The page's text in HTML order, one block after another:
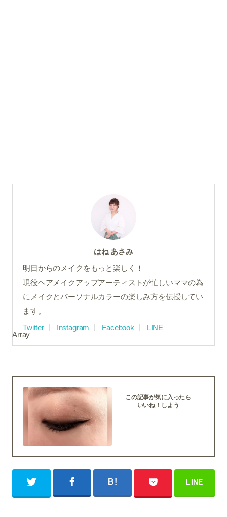
はね あさみ
明日からのメイクをもっと楽しく！
現役ヘアメイクアップアーティストが忙しいママの為
にメイクとパーソナルカラーの楽しみ方を伝授してい
ます。
Twitter
Instagram Facebook
LINE
Array
この記事が気に入ったら
いいね！しよう